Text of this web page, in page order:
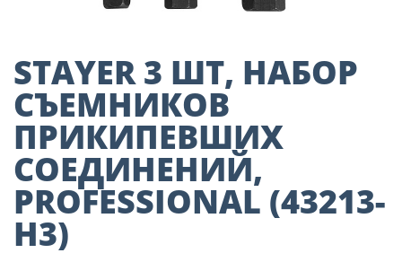
Пиломатериалы
Декор
Изоляция
Инструменты
STAYER 3 ШТ, НАБОР
СЪЕМНИКОВ
ПРИКИПЕВШИХ
СОЕДИНЕНИЙ,
PROFESSIONAL (43213-
H3)